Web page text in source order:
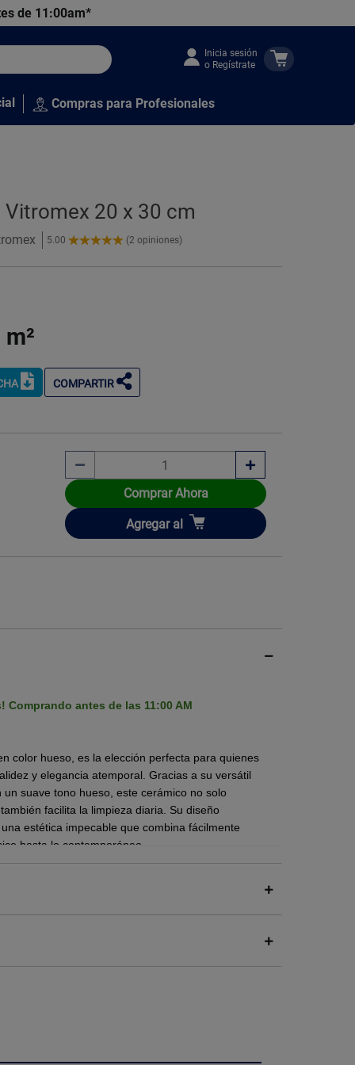
de 11:00am*
Inicia sesión
o Regístrate
Compras para Profesionales
20 x 30 cm
5.00
5.00
(2 opiniones)
m²
COMPARTIR
Comprar Ahora
Añadir
Agregar al
Comprando antes de las 11:00 AM
color hueso, es la elección perfecta para quienes
y elegancia atemporal.Gracias a su versátil
suave tono hueso, este cerámico no solo
facilita la limpieza diaria.
Su diseño
estética impecable que combina fácilmente
hasta lo contemporáneo